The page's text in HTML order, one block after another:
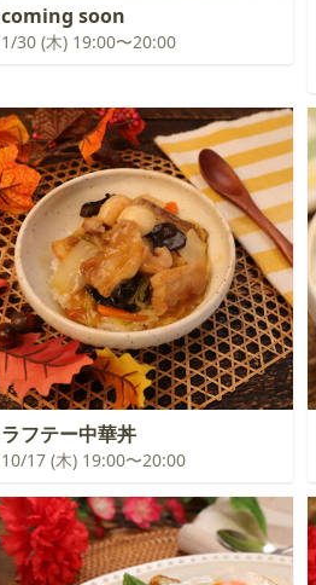
coming soon
1/30 (木) 19:00〜20:00
ラフテー中華丼
10/17 (木) 19:00〜20:00